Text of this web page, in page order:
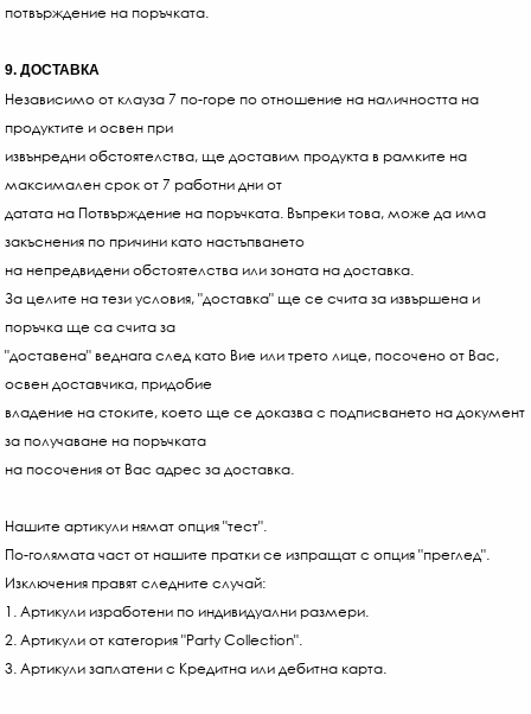
потвърждение на поръчката.
9. ДОСТАВКА
Независимо от клауза 7 по-горе по отношение на наличността на
продуктите и освен при
извънредни обстоятелства, ще доставим продукта в рамките на
максимален срок от 7 работни дни от
датата на Потвърждение на поръчката. Въпреки това, може да има
закъснения по причини като настъпването
на непредвидени обстоятелства или зоната на доставка.
За целите на тези условия, "доставка" ще се счита за извършена и
поръчка ще са счита за
"доставена" веднага след като Вие или трето лице, посочено от Вас,
освен доставчика, придобие
владение на стоките, което ще се доказва с подписването на документ
за получаване на поръчката
на посочения от Вас адрес за доставка.
Нашите артикули нямат опция "тест".
По-голямата част от нашите пратки се изпращат с опция "преглед".
Изключения правят следните случай:
1. Артикули изработени по индивидуални размери.
2. Артикули от категория "Party Collection".
3. Артикули заплатени с Кредитна или дебитна карта.